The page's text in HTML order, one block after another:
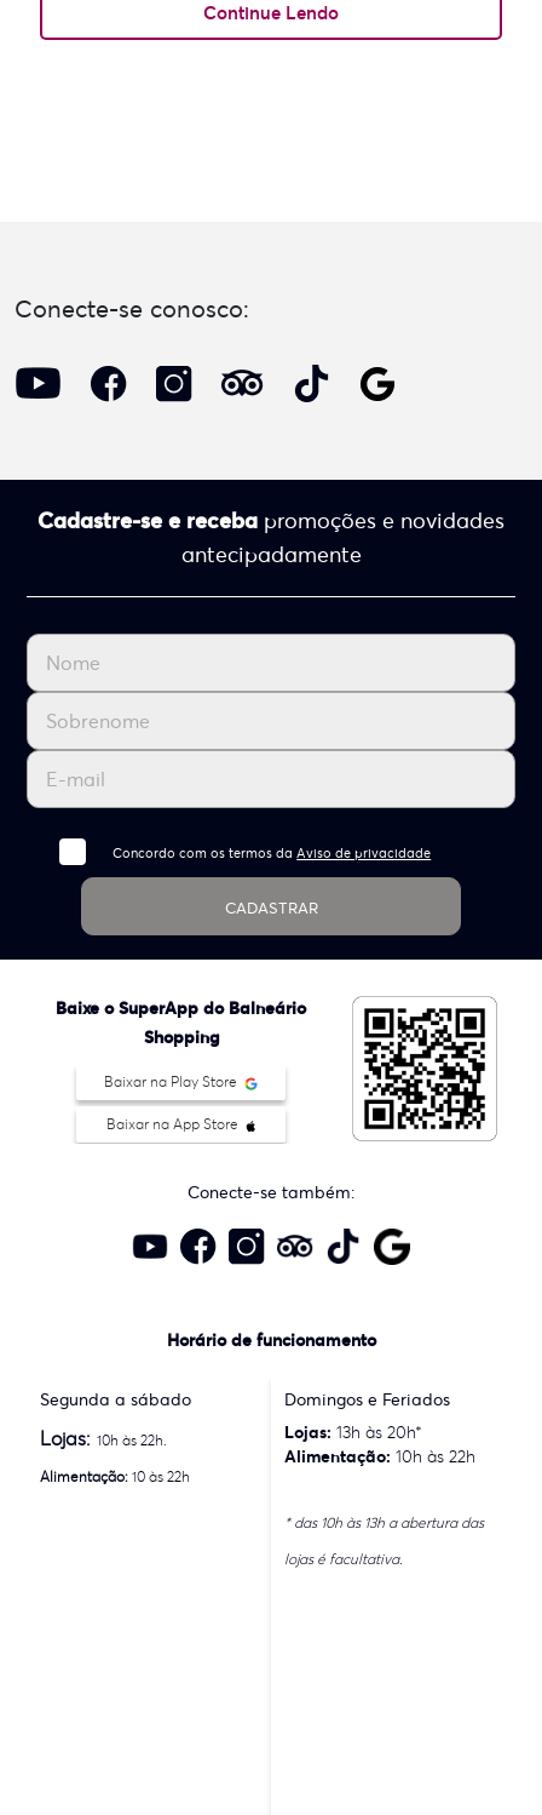
Continue Lendo
Conecte-se conosco:
Cadastre-se e receba promoções e novidades
antecipadamente
Concordo com os termos daAviso de privacidade
CADASTRAR
Baixe o SuperApp do Balneário
Shopping
Baixar na Play Store
Baixar na App Store
Conecte-se também:
Horário de funcionamento
Segunda a sábado
Lojas:10h às 22h.
Alimentação: 10 às 22h
Domingos e Feriados
Lojas: 13h às 20h*
Alimentação: 10h às 22h
* das 10h às 13h a abertura das
lojas é facultativa.